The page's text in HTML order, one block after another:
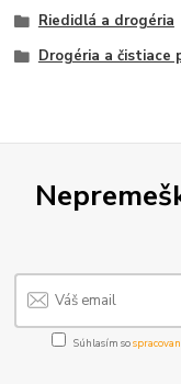
Riedidlá a drogéria
Drogéria a čistiace
Súhlasím so